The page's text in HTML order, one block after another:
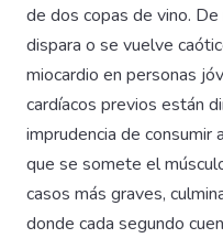
de dos copas de vino.
dispara o se vuelve
miocardio en personas
cardíacos previos están
imprudencia de
que se somete el
casos más graves,
donde cada segundo